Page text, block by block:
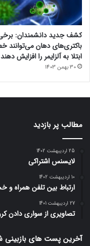
کشف جدید دانشمندان:
باکتری‌های دهان می‌توانند
ابتلا به آلزایمر را افزایش دهند
30 بهمن 1403
مطالب پر بازدید
25 اردیبهشت 1402
لایسنس اشتراکی
10 اردیبهشت 1402
ارتباط بین تلفن همراه و
27 اردیبهشت 1401
تصاویری از سواری دادن
آخرین پست های بازبینی